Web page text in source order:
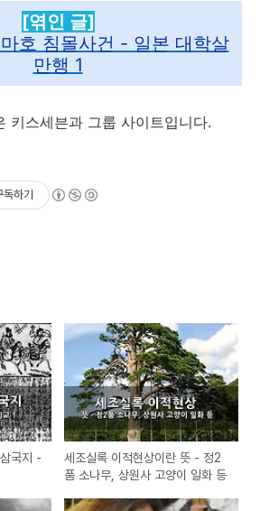
[엮인 글]
호 침몰사건 - 일본 대학살
만행 1
키스세븐과 그룹 사이트입니다.
독하기
국지 -
세조실록 이적현상이란 뜻 - 정2
품 소나무, 상원사 고양이 일화 등